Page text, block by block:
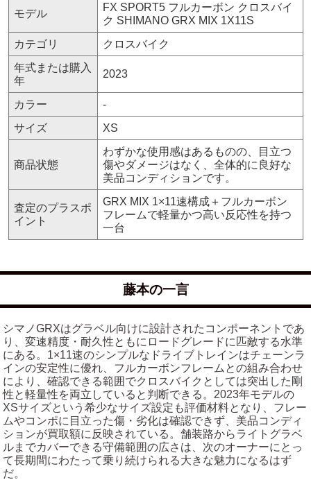
モデル
FX SPORT5 フルカーボン クロスバイ
ク SHIMANO GRX MIX 1X11S
カテゴリ
クロスバイク
年式または購入
年
2023
カラー
-
サイズ
XS
商品状態
わずかな使用感はあるものの、目立つ
傷やダメージはなく、全体的に良好な
美品コンディションです。
査定のプラスポ
イント
GRX MIX 1×11速構成＋フルカーボン
フレームで軽量かつ高い反応性を持つ
一台
藤本の一言
シマノGRXはグラベル向けに設計されたコンポーネントであ
り、変速精度・耐久性ともにロードグレードに匹敵する水準
にある。1×11速のシンプルなドライブトレインはチェーンラ
インの安定性に優れ、フルカーボンフレームとの組み合わせ
により、確認できる範囲でクロスバイクとしては突出した剛
性と軽量性を両立していると判断できる。2023年モデルの
XSサイズという希少なサイズ設定も評価材料となり、フレー
ムやコンポに目立った傷・劣化は確認できず、美品コンディ
ションが買取額に反映されている。舗装路からライトグラベ
ルまでカバーできる守備範囲の広さは、次のオーナーにとっ
て長期間にわたって乗り続けられる大きな魅力になるはず
だ。